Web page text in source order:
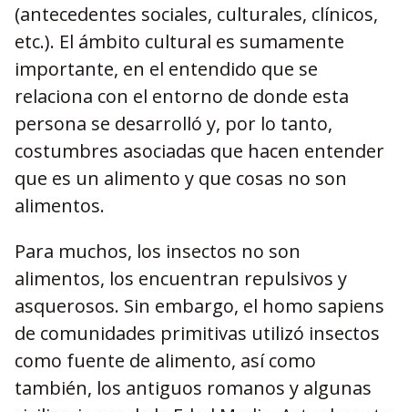
(antecedentes sociales, culturales, clínicos,
etc.). El ámbito cultural es sumamente
importante, en el entendido que se
relaciona con el entorno de donde esta
persona se desarrolló y, por lo tanto,
costumbres asociadas que hacen entender
que es un alimento y que cosas no son
alimentos.
Para muchos, los insectos no son
alimentos, los encuentran repulsivos y
asquerosos. Sin embargo, el homo sapiens
de comunidades primitivas utilizó insectos
como fuente de alimento, así como
también, los antiguos romanos y algunas